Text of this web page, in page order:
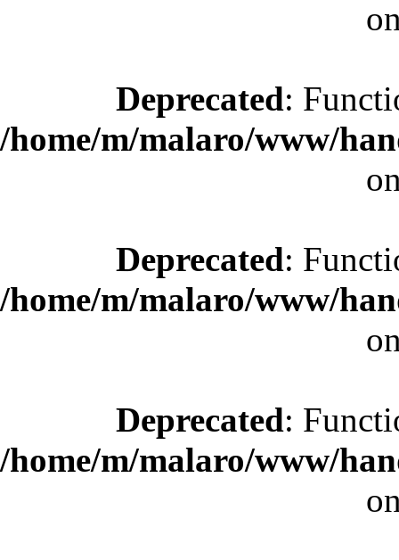
Deprecated:
/home/m/malaro/www/
Deprecated:
/home/m/malaro/www/
Deprecated:
/home/m/malaro/www/